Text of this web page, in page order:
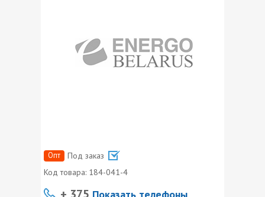
Опт
Под заказ
Код товара: 184-041-4
+ 375 Показать телефоны